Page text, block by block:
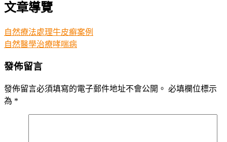
文章導覽
自然療法處理牛皮癬案例
自然醫學治療哮喘病
發佈留言
發佈留言必須填寫的電子郵件地址不會公開。 必填欄位標示
為 *